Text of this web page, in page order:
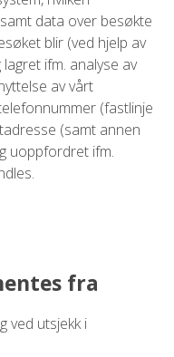
data over besøkte
blir (ved hjelp av
ifm. analyse av
av vårt
(fastlinje
(samt annen
uoppfordret ifm.
fra
ved utsjekk i